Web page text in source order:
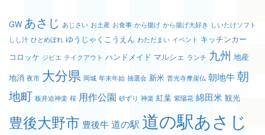
GW あさじ あじさい お土産 お食事 から揚げ から揚げ大好き しいたけソフト
しし汁 ひとめぼれ ゆうじゃくこうえん わただまい イベント キッチンカー
コロッケ ジビエ テイクアウト ハンドメイド マルシェ ランチ 九州 地産
地消 夜市 大分県 岡城 年末年始 抽選会 新米 普光寺摩崖仏 朝地牛朝
地町 板井迫神楽 桜 用作公園 砂ずり 神楽 紅葉 紫陽花 綿田米 観光
豊後大野市 豊後牛道の駅 道の駅あさじ